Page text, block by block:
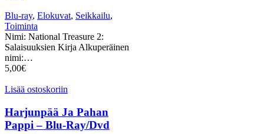
Blu-ray, Elokuvat, Seikkailu,
Toiminta
Nimi: National Treasure 2:
Salaisuuksien Kirja Alkuperäinen
nimi:…
5,00€
Lisää ostoskoriin
Harjunpää Ja Pahan
Pappi – Blu-Ray/Dvd